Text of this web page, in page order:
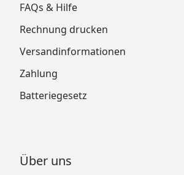
FAQs & Hilfe
Rechnung drucken
Versandinformationen
Zahlung
Batteriegesetz
Über uns